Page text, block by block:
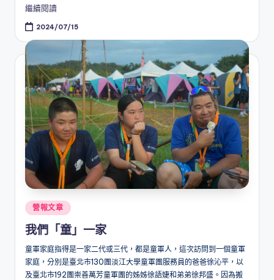
繼續閱讀
2024/07/15
Posted
營報文章
我們「童」一家
童軍家庭指得是一家二代或三代，都是童軍人，這次訪問到一個童軍
家庭，分別是臺北市130團淡江大學童軍團服務員的爸爸徐沁平，以
及臺北市192團崇善萬芳童軍團的姊姊徐語婕和弟弟徐邦盛。因為搬